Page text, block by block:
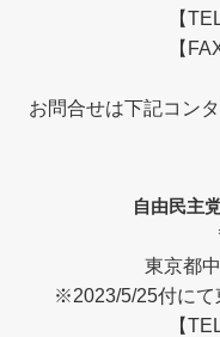
【
【
お問合せは下記コン
自由民主
東京都
※2023/5/25付にて
【